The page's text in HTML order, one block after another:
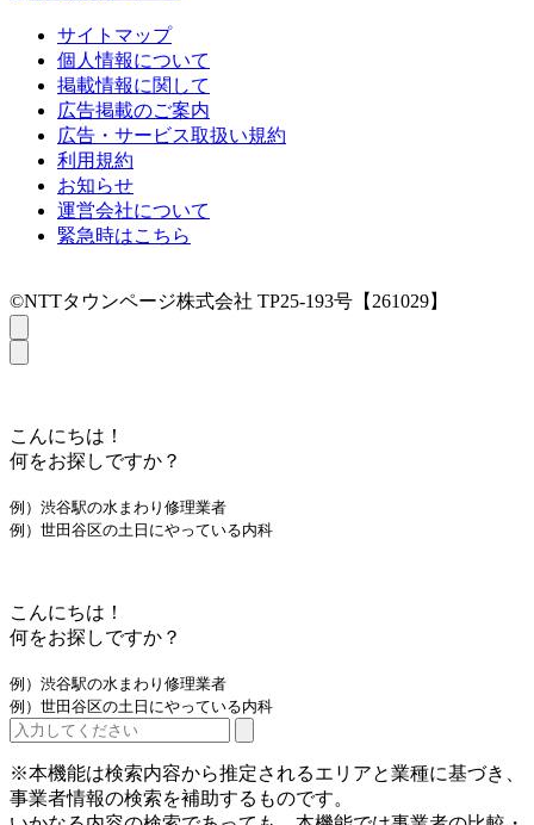
サイトマップ
個人情報について
掲載情報に関して
広告掲載のご案内
広告・サービス取扱い規約
利用規約
お知らせ
運営会社について
緊急時はこちら
©NTTタウンページ株式会社 TP25-193号【261029】
こんにちは！
何をお探しですか？
例）渋谷駅の水まわり修理業者
例）世田谷区の土日にやっている内科
こんにちは！
何をお探しですか？
例）渋谷駅の水まわり修理業者
例）世田谷区の土日にやっている内科
※本機能は検索内容から推定されるエリアと業種に基づき、
事業者情報の検索を補助するものです。